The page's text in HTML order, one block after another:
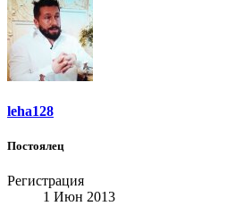
leha128
Постоялец
Регистрация
1 Июн 2013